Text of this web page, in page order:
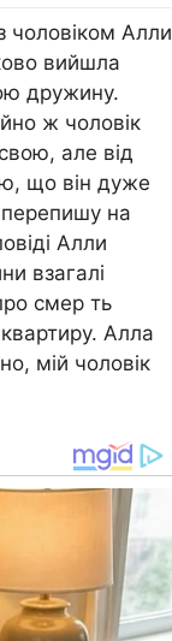
чоловіком Алли
вийшла
дружину.
ж чоловік
але від
що він дуже
на
Алли
взагалі
смер ть
Алла
мій чоловік